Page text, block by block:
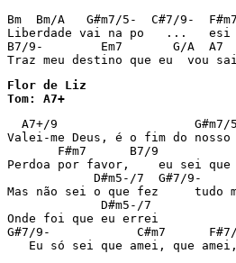
Bm  Bm/A   G#m7/5-  C#7/9-
Liberdade vai na po   ...
B7/9-        Em7       G/A  A7
Flor de Liz
Tom: A7+
A7+/9                   G#m7/
Valei-me Deus, é o fim do nosso
F#m7      B7/9
Perdoa por favor,    eu sei que
D#m5-/7  G#7/9-
Mas não sei o que fez     tudo
             D#m5-/7
Onde foi que eu errei
G#7/9-            C#m7
Eu só sei que amei, que